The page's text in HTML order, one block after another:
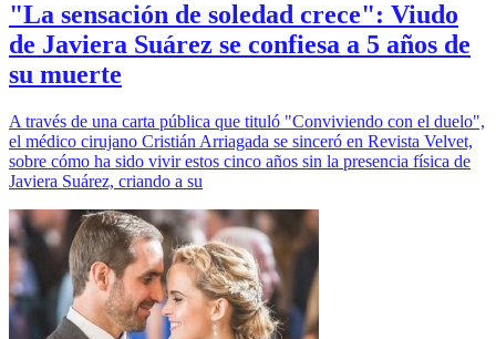
"La sensación de soledad crece": Viudo
de Javiera Suárez se confiesa a 5 años de
su muerte
A través de una carta pública que tituló "Conviviendo con el duelo",
el médico cirujano Cristián Arriagada se sinceró en Revista Velvet,
sobre cómo ha sido vivir estos cinco años sin la presencia física de
Javiera Suárez, criando a su